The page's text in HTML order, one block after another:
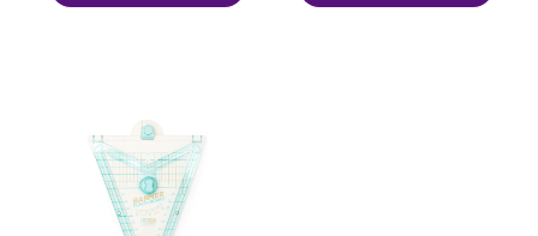
Punch
Board
cantidad